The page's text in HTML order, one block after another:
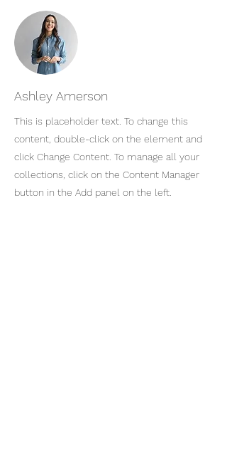
Ashley Amerson
This is placeholder text. To change this
content, double-click on the element and
click Change Content. To manage all your
collections, click on the Content Manager
button in the Add panel on the left.